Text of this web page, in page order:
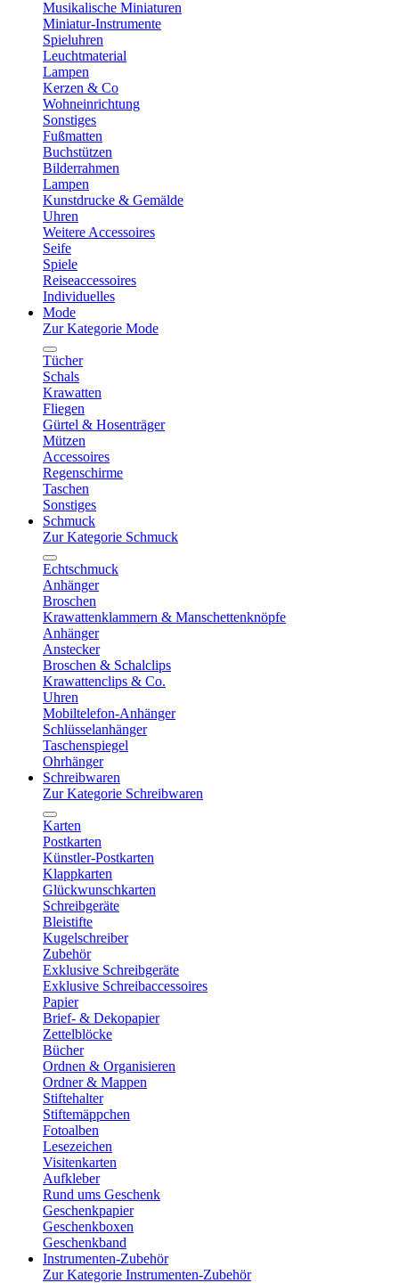
Musikalische Miniaturen
Miniatur-Instrumente
Spieluhren
Leuchtmaterial
Lampen
Kerzen & Co
Wohneinrichtung
Sonstiges
Fußmatten
Buchstützen
Bilderrahmen
Lampen
Kunstdrucke & Gemälde
Uhren
Weitere Accessoires
Seife
Spiele
Reiseaccessoires
Individuelles
Mode
Zur Kategorie Mode
Tücher
Schals
Krawatten
Fliegen
Gürtel & Hosenträger
Mützen
Accessoires
Regenschirme
Taschen
Sonstiges
Schmuck
Zur Kategorie Schmuck
Echtschmuck
Anhänger
Broschen
Krawattenklammern & Manschettenknöpfe
Anhänger
Anstecker
Broschen & Schalclips
Krawattenclips & Co.
Uhren
Mobiltelefon-Anhänger
Schlüsselanhänger
Taschenspiegel
Ohrhänger
Schreibwaren
Zur Kategorie Schreibwaren
Karten
Postkarten
Künstler-Postkarten
Klappkarten
Glückwunschkarten
Schreibgeräte
Bleistifte
Kugelschreiber
Zubehör
Exklusive Schreibgeräte
Exklusive Schreibaccessoires
Papier
Brief- & Dekopapier
Zettelblöcke
Bücher
Ordnen & Organisieren
Ordner & Mappen
Stiftehalter
Stiftemäppchen
Fotoalben
Lesezeichen
Visitenkarten
Aufkleber
Rund ums Geschenk
Geschenkpapier
Geschenkboxen
Geschenkband
Instrumenten-Zubehör
Zur Kategorie Instrumenten-Zubehör